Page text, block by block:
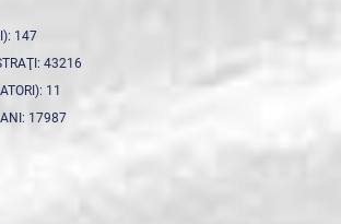
147
43216
11
17987